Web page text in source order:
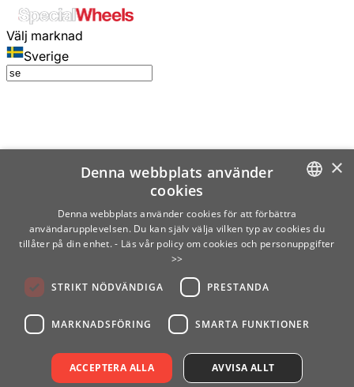
Välj marknad
Sverige
SWEDISH
×
Denna webbplats använder
cookies
Denna webbplats använder cookies för att förbättra
användarupplevelsen. Du kan själv välja vilken typ av cookies du
tillåter på din enhet. - Läs vår policy om cookies och personuppgifter
>>
STRIKT NÖDVÄNDIGA PRESTANDA
MARKNADSFÖRING SMARTA FUNKTIONER
ACCEPTERA ALLA AVVISA ALLT